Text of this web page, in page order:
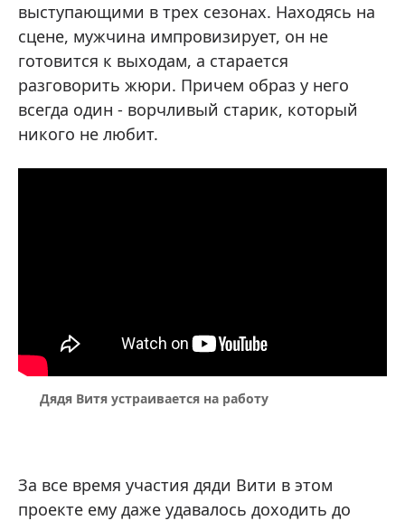
выступающими в трех сезонах. Находясь на
сцене, мужчина импровизирует, он не
готовится к выходам, а старается
разговорить жюри. Причем образ у него
всегда один - ворчливый старик, который
никого не любит.
Дядя Витя устраивается на работу
За все время участия дяди Вити в этом
проекте ему даже удавалось доходить до